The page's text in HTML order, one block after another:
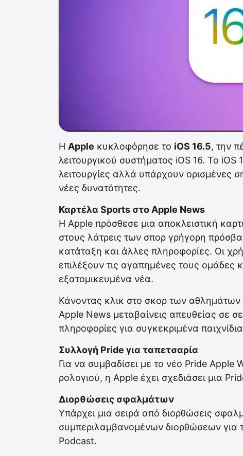
Η Apple κυκλοφόρησε το iOS 16.5, την
λειτουργικού συστήματος iOS 16. Το
λειτουργίες αλλά υπάρχουν ορισμένες
νέες δυνατότητες.
Καρτέλα Sports στο Apple News
Η Apple πρόσθεσε μια αποκλειστική
στους λάτρεις των σπορ γρήγορη
κατάταξη και άλλες πληροφορίες. Οι
επιλέξουν τις αγαπημένες τους
εξατομικευμένα νέα.
Κάνοντας κλικ στο σκορ των αθλημάτων
Apple News μεταβαίνεις απευθείας σε
πληροφορίες για συγκεκριμένα
Συλλογή Pride για ταπετσαρία
Για να συμβαδίσει με το νέο Pride
ρολογιού, η Apple έχει σχεδιάσει μια
Διορθώσεις σφαλμάτων
Υπάρχει μια σειρά από διορθώσεις
συμπεριλαμβανομένων διορθώσεων για
Podcast.